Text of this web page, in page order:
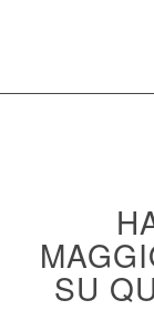
SU